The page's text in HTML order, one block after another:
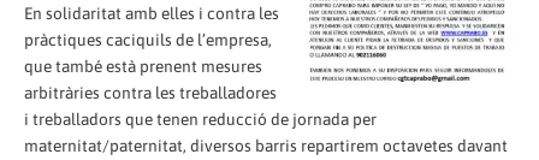
En solidaritat amb elles i contra les
pràctiques caciquils de l’empresa,
que també està prenent mesures
arbitràries contra les treballadores
i treballadors que tenen reducció de jornada per
maternitat/paternitat, diversos barris repartirem octavetes davant